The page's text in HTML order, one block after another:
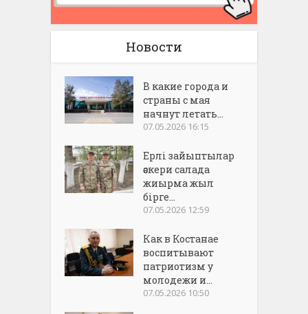
Новости
В какие города и
страны с мая
начнут летать...
07.05.2026 16:15
Ерлі зайыптылар
әскери салада
жиырма жыл
бірге...
07.05.2026 12:59
Как в Костанае
воспитывают
патриотизм у
молодежи и...
07.05.2026 10:50